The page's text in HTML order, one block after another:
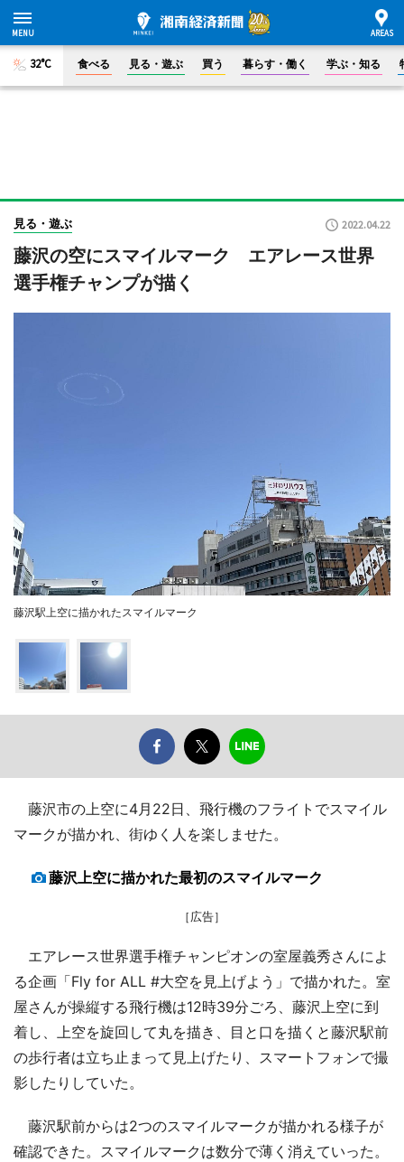
32°C 食べる 見る・遊ぶ 買う 暮らす・働く 学ぶ・知る
見る・遊ぶ 2022.04.22
藤沢の空にスマイルマーク エアレース世界
選手権チャンプが描く
藤沢駅上空に描かれたスマイルマーク
藤沢市の上空に4月22日、飛行機のフライトでスマイル
マークが描かれ、街ゆく人を楽しませた。
藤沢上空に描かれた最初のスマイルマーク
［広告］
エアレース世界選手権チャンピオンの室屋義秀さんによ
る企画「Fly for ALL #大空を見上げよう」で描かれた。室
屋さんが操縦する飛行機は12時39分ごろ、藤沢上空に到
着し、上空を旋回して丸を描き、目と口を描くと藤沢駅前
の歩行者は立ち止まって見上げたり、スマートフォンで撮
影したりしていた。
藤沢駅前からは2つのスマイルマークが描かれる様子が
確認できた。スマイルマークは数分で薄く消えていった。